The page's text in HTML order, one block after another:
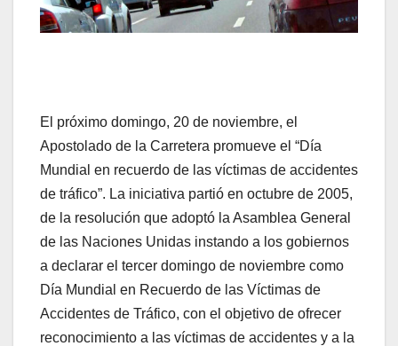
El próximo domingo, 20 de noviembre, el
Apostolado de la Carretera promueve el “Día
Mundial en recuerdo de las víctimas de accidentes
de tráfico”. La iniciativa partió en octubre de 2005,
de la resolución que adoptó la Asamblea General
de las Naciones Unidas instando a los gobiernos
a declarar el tercer domingo de noviembre como
Día Mundial en Recuerdo de las Víctimas de
Accidentes de Tráfico, con el objetivo de ofrecer
reconocimiento a las víctimas de accidentes y a la